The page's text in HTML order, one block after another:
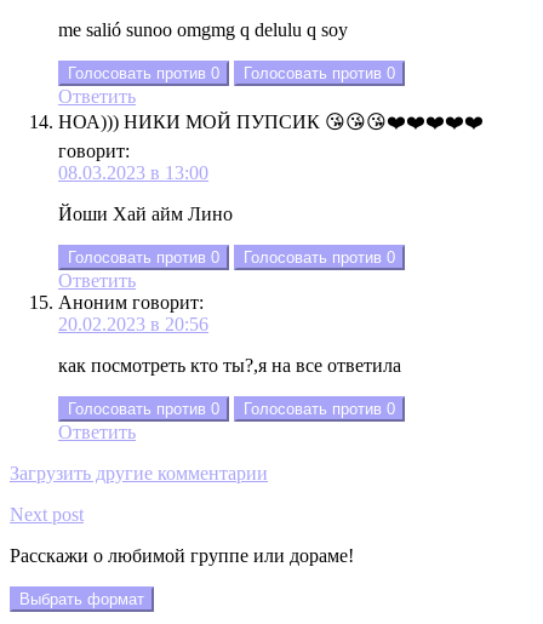
me salió sunoo omgmg q delulu q soy
Голосовать против 0 Голосовать против 0
Ответить
НОА))) НИКИ МОЙ ПУПСИК 😘😘😘❤️❤️❤️❤️❤️
говорит:
08.03.2023 в 13:00
Йоши Хай айм Лино
Голосовать против 0 Голосовать против 0
Ответить
Аноним говорит:
20.02.2023 в 20:56
как посмотреть кто ты?,я на все ответила
Голосовать против 0 Голосовать против 0
Ответить
Загрузить другие комментарии
Next post
Расскажи о любимой группе или дораме!
Выбрать формат